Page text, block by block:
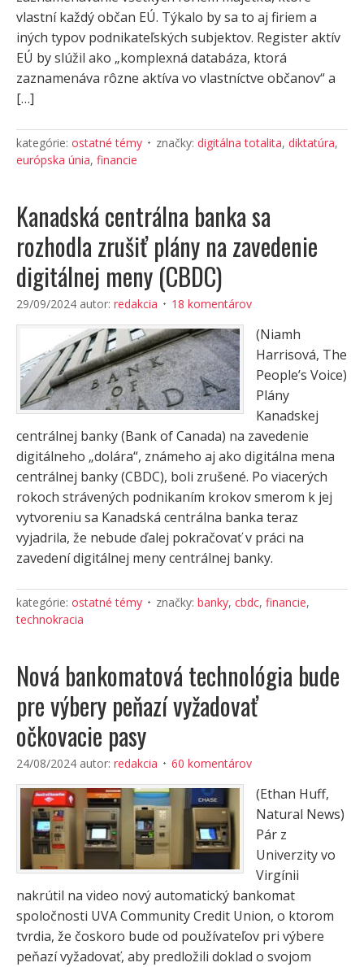
vlastní každý občan EÚ. Týkalo by sa to aj firiem a
iných typov podnikateľských subjektov. Register aktív
EÚ by slúžil ako „komplexná databáza, ktorá
zaznamenáva rôzne aktíva vo vlastníctve občanov“ a
[…]
kategórie: ostatné témy značky: digitálna totalita, diktatúra,
európska únia, financie
Kanadská centrálna banka sa
rozhodla zrušiť plány na zavedenie
digitálnej meny (CBDC)
29/09/2024 autor: redakcia 18 komentárov
(Niamh
Harrisová, The
People’s Voice)
Plány
Kanadskej
centrálnej banky (Bank of Canada) na zavedenie
digitálneho „dolára“, známeho aj ako digitálna mena
centrálnej banky (CBDC), boli zrušené. Po viacerých
rokoch strávených podnikaním krokov smerom k jej
vytvoreniu sa Kanadská centrálna banka teraz
vyjadrila, že nebude ďalej pokračovať v práci na
zavedení digitálnej meny centrálnej banky.
kategórie: ostatné témy značky: banky, cbdc, financie,
technokracia
Nová bankomatová technológia bude
pre výbery peňazí vyžadovať
očkovacie pasy
24/08/2024 autor: redakcia 60 komentárov
(Ethan Huff,
Natural News)
Pár z
Univerzity vo
Virgínii
nakrútil na video nový automatický bankomat
spoločnosti UVA Community Credit Union, o ktorom
tvrdia, že čoskoro bude od používateľov pri výbere
peňazí vyžadovať, aby predložili doklad o svojom